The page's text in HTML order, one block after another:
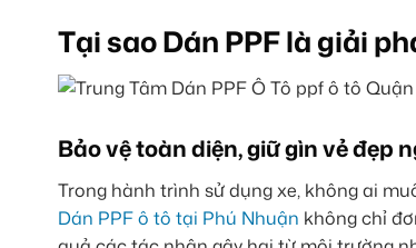
Tại sao Dán PPF là giải
Bảo vệ toàn diện, giữ gìn vẻ đẹp
Trong hành trình sử dụng xe, không ai
Dán PPF ô tô tại Phú Nhuận không chỉ